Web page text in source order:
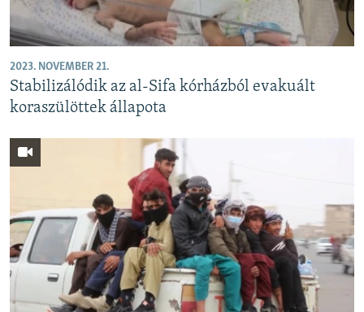
2023. NOVEMBER 21.
Stabilizálódik az al-Sifa kórházból evakuált
koraszülöttek állapota